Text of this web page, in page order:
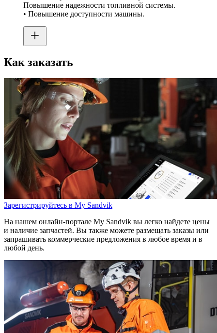
Повышение надежности топливной системы.
• Повышение доступности машины.
Как заказать
Зарегистрируйтесь в My Sandvik
На нашем онлайн-портале My Sandvik вы легко найдете цены
и наличие запчастей. Вы также можете размещать заказы или
запрашивать коммерческие предложения в любое время и в
любой день.